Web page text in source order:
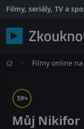
Filmy, seriály, TV a
Filmy online na
59%
Můj Nikifor